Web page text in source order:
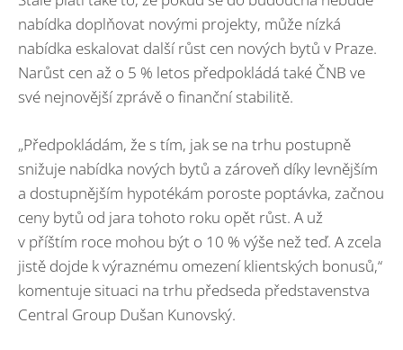
nabídka doplňovat novými projekty, může nízká
nabídka eskalovat další růst cen nových bytů v Praze.
Narůst cen až o 5 % letos předpokládá také ČNB ve
své nejnovější zprávě o finanční stabilitě.
„Předpokládám, že s tím, jak se na trhu postupně
snižuje nabídka nových bytů a zároveň díky levnějším
a dostupnějším hypotékám poroste poptávka, začnou
ceny bytů od jara tohoto roku opět růst. A už
v příštím roce mohou být o 10 % výše než teď. A zcela
jistě dojde k výraznému omezení klientských bonusů,“
komentuje situaci na trhu předseda představenstva
Central Group Dušan Kunovský.